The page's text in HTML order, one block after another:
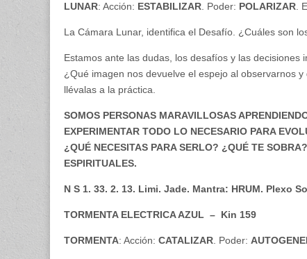
LUNAR: Acción: ESTABILIZAR . Poder: POLARIZAR .
La Cámara Lunar, identifica el Desafío. ¿Cuáles son
Estamos ante las dudas, los desafíos y las
¿Qué imagen nos devuelve el espejo al observarnos
llévalas a la práctica.
SOMOS PERSONAS MARAVILLOSAS
EXPERIMENTAR TODO LO NECESARIO PARA
¿QUÉ NECESITAS PARA SERLO? ¿QUÉ TE
ESPIRITUALES.
N S 1. 33. 2. 13. Limi. Jade. Mantra: HRUM. Plexo
TORMENTA ELECTRICA AZUL – Kin 159
TORMENTA: Acción: CATALIZAR . Poder: